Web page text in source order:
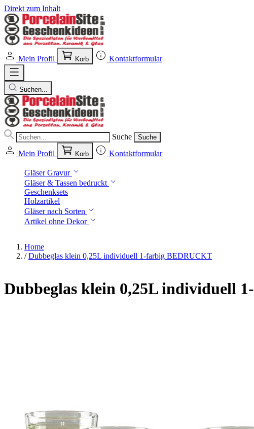
Direkt zum Inhalt
Mein Profil Korb Kontaktformular
Suchen...
Suche Suche
Mein Profil Korb Kontaktformular
Gläser Gravur
Gläser & Tassen bedruckt
Geschenksets
Holzartikel
Gläser nach Sorten
Artikel ohne Dekor
Home
/ Dubbeglas klein 0,25L individuell 1-farbig BEDRUCKT
Dubbeglas klein 0,25L individuell